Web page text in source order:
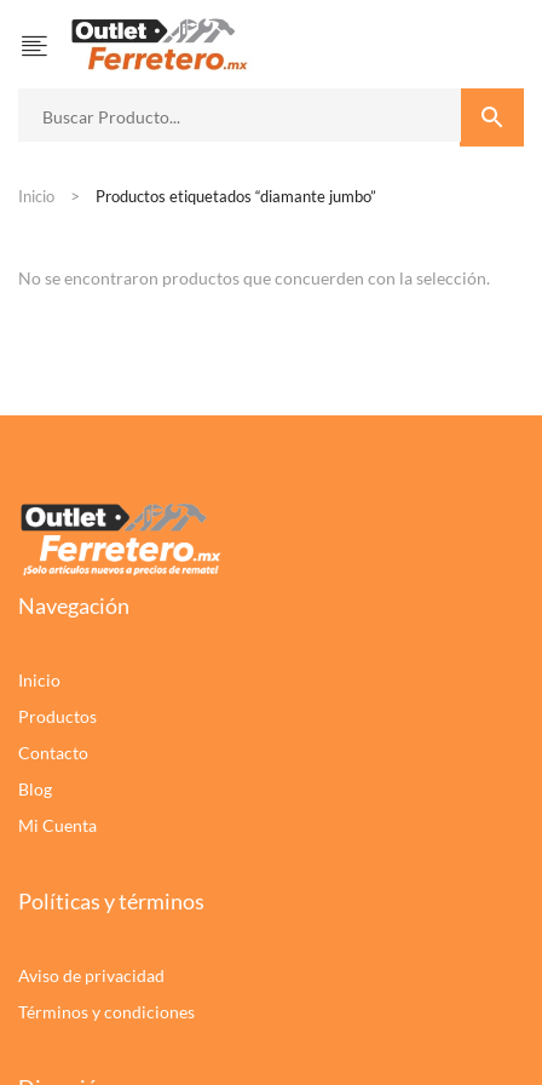
Inicio Productos etiquetados “diamante jumbo”
No se encontraron productos que concuerden con la selección.
Navegación
Inicio
Productos
Contacto
Blog
Mi Cuenta
Políticas y términos
Aviso de privacidad
Términos y condiciones